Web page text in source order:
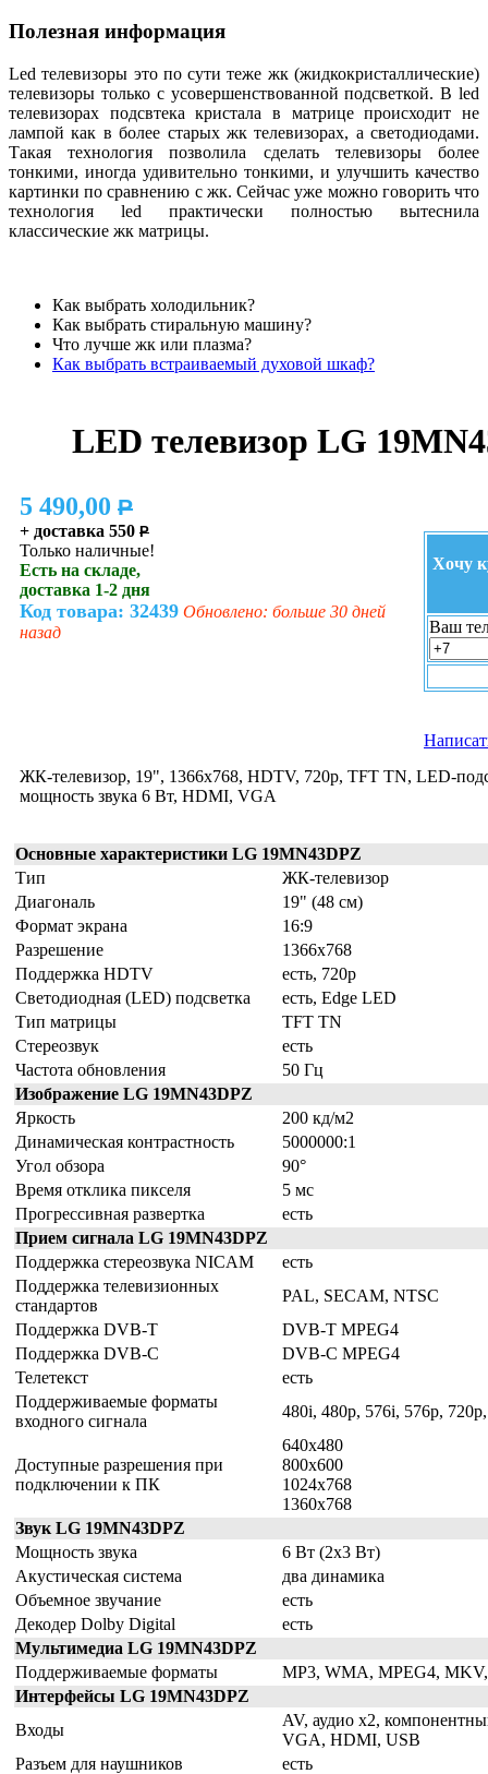
Полезная информация
Led телевизоры это по сути теже жк (жидкокристаллические)
телевизоры только с усовершенствованной подсветкой. В led
телевизорах подсвтека кристала в матрице происходит не
лампой как в более старых жк телевизорах, а светодиодами.
Такая технология позволила сделать телевизоры более
тонкими, иногда удивительно тонкими, и улучшить качество
картинки по сравнению с жк. Сейчас уже можно говорить что
технология led практически полностью вытеснила
классические жк матрицы.
Как выбрать холодильник?
Как выбрать стиральную машину?
Что лучше жк или плазма?
Как выбрать встраиваемый духовой шкаф?
LED телевизор LG
5 490,00 P
+ доставка 550 P
Только наличные!
Есть на складе,
доставка 1-2 дня
Код товара: 32439 Обновлено: больше 30 дней
назад
Хочу
Ваш
ЖК-телевизор, 19", 1366x768, HDTV, 720p, TFT TN, LED-
мощность звука 6 Вт, HDMI, VGA
Основные характеристики LG 19MN43DPZ
Тип
ЖК-телевизор
Диагональ
19" (48 см)
Формат экрана
16:9
Разрешение
1366x768
Поддержка HDTV
есть, 720p
Светодиодная (LED) подсветка
есть, Edge LED
Тип матрицы
TFT TN
Стереозвук
есть
Частота обновления
50 Гц
Изображение LG 19MN43DPZ
Яркость
200 кд/м2
Динамическая контрастность
5000000:1
Угол обзора
90°
Время отклика пикселя
5 мс
Прогрессивная развертка
есть
Прием сигнала LG 19MN43DPZ
Поддержка стереозвука NICAM
есть
Поддержка телевизионных
стандартов
PAL, SECAM, NTSC
Поддержка DVB-T
DVB-T MPEG4
Поддержка DVB-C
DVB-C MPEG4
Телетекст
есть
Поддерживаемые форматы
входного сигнала
480i, 480p, 576i, 576p,
Доступные разрешения при
подключении к ПК
640x480
800x600
1024x768
1360x768
Звук LG 19MN43DPZ
Мощность звука
6 Вт (2х3 Вт)
Акустическая система
два динамика
Объемное звучание
есть
Декодер Dolby Digital
есть
Мультимедиа LG 19MN43DPZ
Поддерживаемые форматы
MP3, WMA, MPEG4,
Интерфейсы LG 19MN43DPZ
Входы
AV, аудио x2,
VGA, HDMI, USB
Разъем для наушников
есть